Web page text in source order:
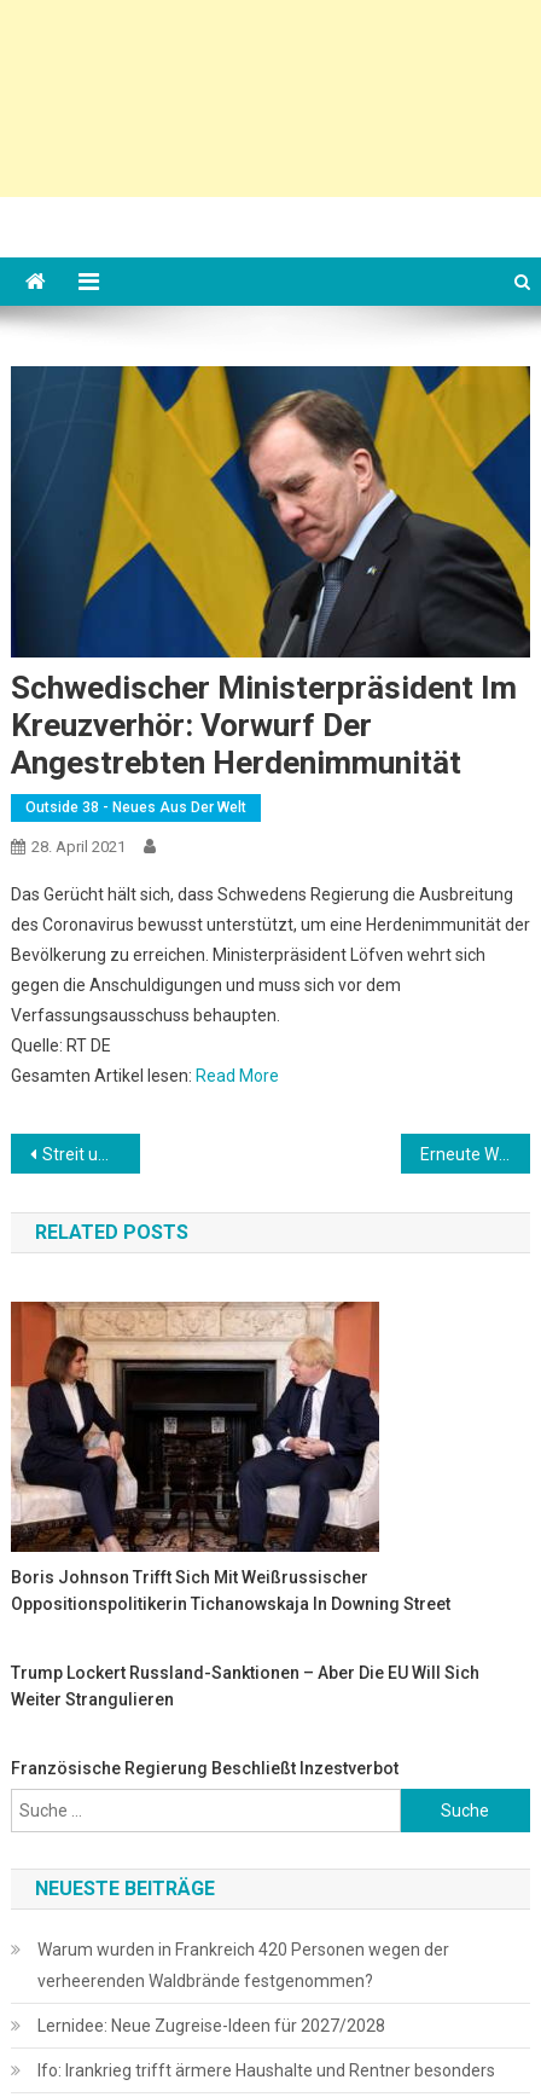
Schwedischer Ministerpräsident Im
Kreuzverhör: Vorwurf Der
Angestrebten Herdenimmunität
Outside 38 - Neues Aus Der Welt
28. April 2021
Das Gerücht hält sich, dass Schwedens Regierung die Ausbreitung
des Coronavirus bewusst unterstützt, um eine Herdenimmunität der
Bevölkerung zu erreichen. Ministerpräsident Löfven wehrt sich
gegen die Anschuldigungen und muss sich vor dem
Verfassungsausschuss behaupten.
Quelle: RT DE
Gesamten Artikel lesen: Read More
Beitrags-
Navigation
Streit um Sonne als Marke: Pfisterei klagt gegen Bio-Markt Erneute Warnstreiks bei Porsche und Volkswagen
RELATED POSTS
Boris Johnson Trifft Sich Mit Weißrussischer
Oppositionspolitikerin Tichanowskaja In Downing Street
Trump Lockert Russland-Sanktionen – Aber Die EU Will Sich
Weiter Strangulieren
Französische Regierung Beschließt Inzestverbot
Suche
nach:
NEUESTE BEITRÄGE
Warum wurden in Frankreich 420 Personen wegen der
verheerenden Waldbrände festgenommen?
Lernidee: Neue Zugreise-Ideen für 2027/2028
Ifo: Irankrieg trifft ärmere Haushalte und Rentner besonders